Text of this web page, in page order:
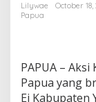
Lilywae
October 18,
Papua
PAPUA –
Papua yang
Ei Kabupaten